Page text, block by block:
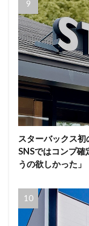
スターバックス
SNSではコンプ
うの欲しかった」